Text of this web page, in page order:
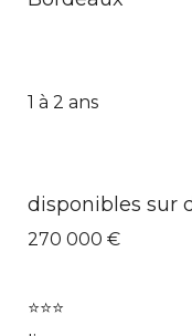
1 à 2 ans
disponibles sur
270 000 €
⭐⭐⭐